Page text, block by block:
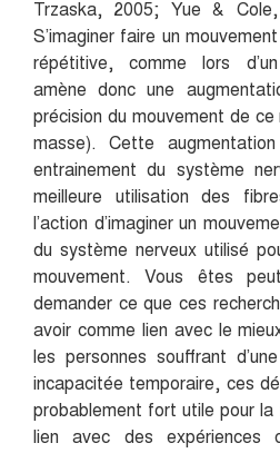
Trzaska, 2005; Yue &
S’imaginer faire un
répétitive, comme lors
amène donc une
précision du mouvement de
masse). Cette
entrainement du système
meilleure utilisation des
l’action d’imaginer un
du système nerveux utilisé
mouvement. Vous êtes
demander ce que ces
avoir comme lien avec le
les personnes souffrant
incapacitée temporaire, ces
probablement fort utile pour la
lien avec des expériences